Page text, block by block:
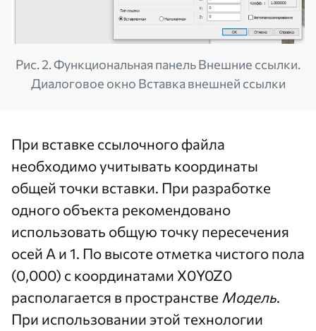
Рис. 2. Функциональная панель Внешние ссылки.
Диалоговое окно Вставка внешней ссылки
При вставке ссылочного файла
необходимо учитывать координаты
общей точки вставки. При разработке
одного объекта рекомендовано
использовать общую точку пересечения
осей А и 1. По высоте отметка чистого пола
(0,000) с координатами Х0Y0Z0
располагается в пространстве Модель.
При использовании этой технологии